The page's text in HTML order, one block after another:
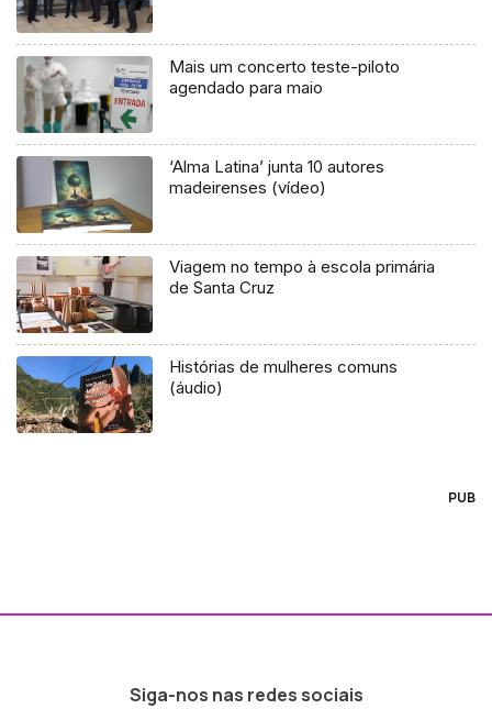
Mais um concerto teste-piloto
agendado para maio
‘Alma Latina’ junta 10 autores
madeirenses (vídeo)
Viagem no tempo à escola primária
de Santa Cruz
Histórias de mulheres comuns
(áudio)
PUB
Siga-nos nas redes sociais